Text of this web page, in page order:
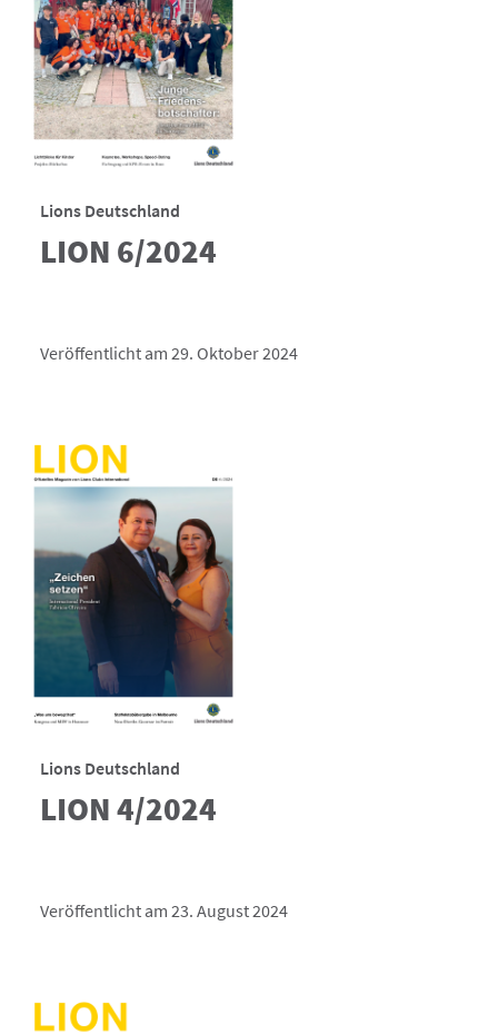
Lions Deutschland
LION 6/2024
Veröffentlicht am 29. Oktober 2024
Lions Deutschland
LION 4/2024
Veröffentlicht am 23. August 2024